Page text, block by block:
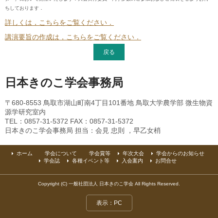
技術賞
技術奨励賞
大会発表への表彰
名誉会員
年次大会
学会からのお知らせ
ちしております．
詳しくは，こちらをご覧ください．
講演要旨の作成は，こちらをご覧ください．
戻る
日本きのこ学会事務局
〒680-8553 鳥取市湖山町南4丁目101番地 鳥取大学農学部 微生物資
源学研究室内
TEL：0857-31-5372 FAX：0857-31-5372
日本きのこ学会事務局 担当：会見 忠則 ，早乙女梢
ホーム 学会について 学会賞等 年次大会
学会からのお知らせ
学会誌
各種イベント等 入会案内 お問合せ
Copyright (C) 一般社団法人 日本きのこ学会 All Rights Reserved.
表示：PC